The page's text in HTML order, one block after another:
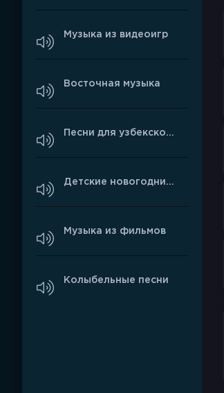
Музыка из видеоигр
Восточная музыка
Песни для узбекской свадьбы
Детские новогодние песни
Музыка из фильмов
Колыбельные песни